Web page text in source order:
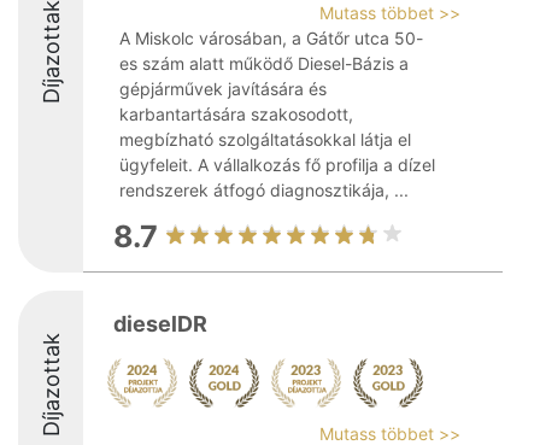
Díjazottak
Mutass többet >>
A Miskolc városában, a Gátőr utca 50-
es szám alatt működő Diesel-Bázis a
gépjárművek javítására és
karbantartására szakosodott,
megbízható szolgáltatásokkal látja el
ügyfeleit. A vállalkozás fő profilja a dízel
rendszerek átfogó diagnosztikája, ...
8.7
Díjazottak
dieselDR
Mutass többet >>